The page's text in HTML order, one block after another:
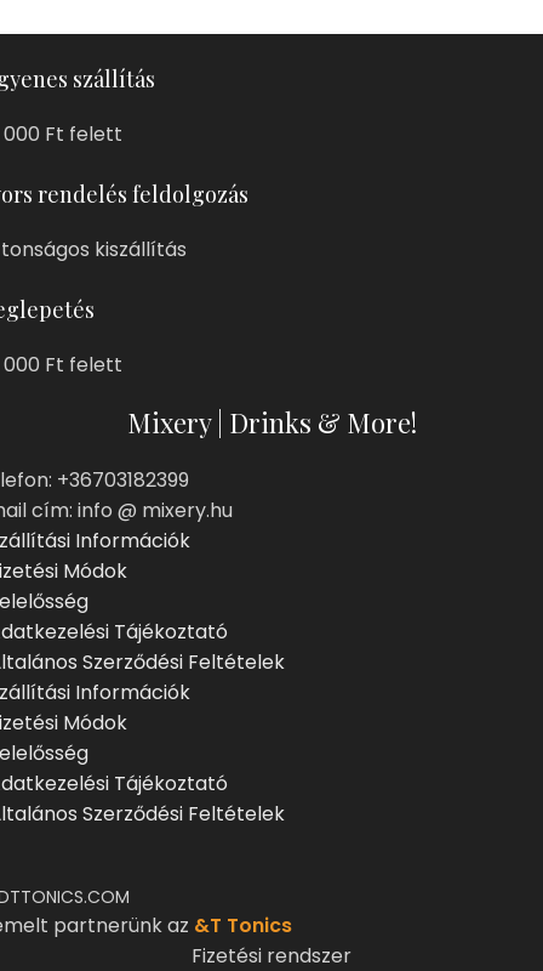
szállítás
000 Ft felett
rendelés feldolgozás
kiszállítás
000 Ft felett
Mixery | Drinks & More!
+36703182399
cím: info @ mixery.hu
Információk
Módok
Tájékoztató
Szerződési Feltételek
Információk
Módok
Tájékoztató
Szerződési Feltételek
partnerünk az &T Tonics
Fizetési rendszer